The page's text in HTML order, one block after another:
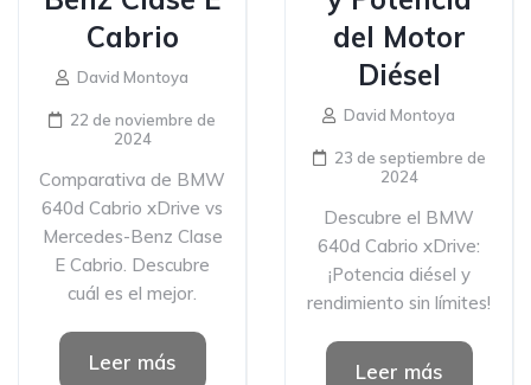
Cabrio
David Montoya
22 de noviembre de
2024
Comparativa de BMW
640d Cabrio xDrive vs
Mercedes-Benz Clase
E Cabrio. Descubre
cuál es el mejor.
Leer más
del Motor
Diésel
David Montoya
23 de septiembre de
2024
Descubre el BMW
640d Cabrio xDrive:
¡Potencia diésel y
rendimiento sin límites!
Leer más